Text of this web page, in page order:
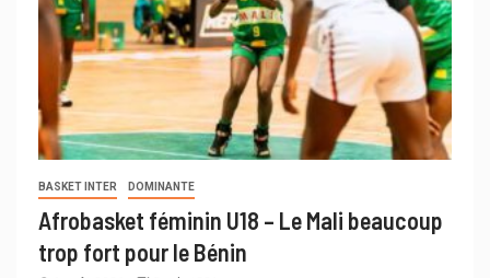
BASKET INTER DOMINANTE
Afrobasket féminin U18 – Le Mali beaucoup
trop fort pour le Bénin